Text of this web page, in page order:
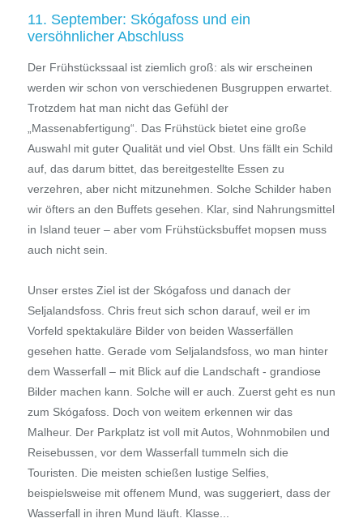
11. September: Skógafoss und ein
versöhnlicher Abschluss
Der Frühstückssaal ist ziemlich groß: als wir erscheinen
werden wir schon von verschiedenen Busgruppen erwartet.
Trotzdem hat man nicht das Gefühl der
„Massenabfertigung“. Das Frühstück bietet eine große
Auswahl mit guter Qualität und viel Obst. Uns fällt ein Schild
auf, das darum bittet, das bereitgestellte Essen zu
verzehren, aber nicht mitzunehmen. Solche Schilder haben
wir öfters an den Buffets gesehen. Klar, sind Nahrungsmittel
in Island teuer – aber vom Frühstücksbuffet mopsen muss
auch nicht sein.
Unser erstes Ziel ist der Skógafoss und danach der
Seljalandsfoss. Chris freut sich schon darauf, weil er im
Vorfeld spektakuläre Bilder von beiden Wasserfällen
gesehen hatte. Gerade vom Seljalandsfoss, wo man hinter
dem Wasserfall – mit Blick auf die Landschaft - grandiose
Bilder machen kann. Solche will er auch. Zuerst geht es nun
zum Skógafoss. Doch von weitem erkennen wir das
Malheur. Der Parkplatz ist voll mit Autos, Wohnmobilen und
Reisebussen, vor dem Wasserfall tummeln sich die
Touristen. Die meisten schießen lustige Selfies,
beispielsweise mit offenem Mund, was suggeriert, dass der
Wasserfall in ihren Mund läuft. Klasse...